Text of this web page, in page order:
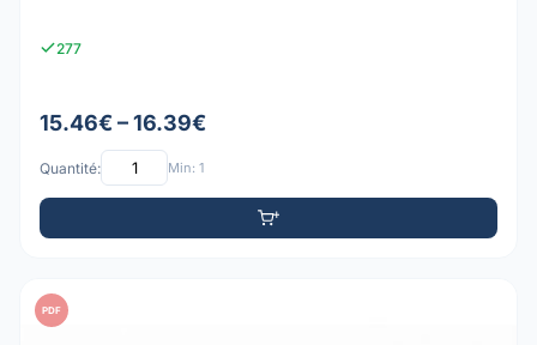
277
15.46€ – 16.39€
Quantité: Min: 1
PDF